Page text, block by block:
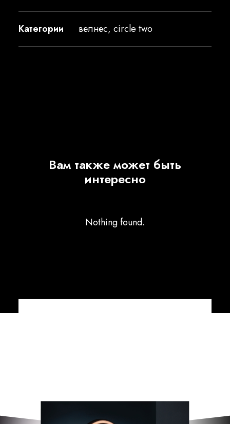
Категории велнес, circle two
Вам также может быть
интересно
Nothing found.